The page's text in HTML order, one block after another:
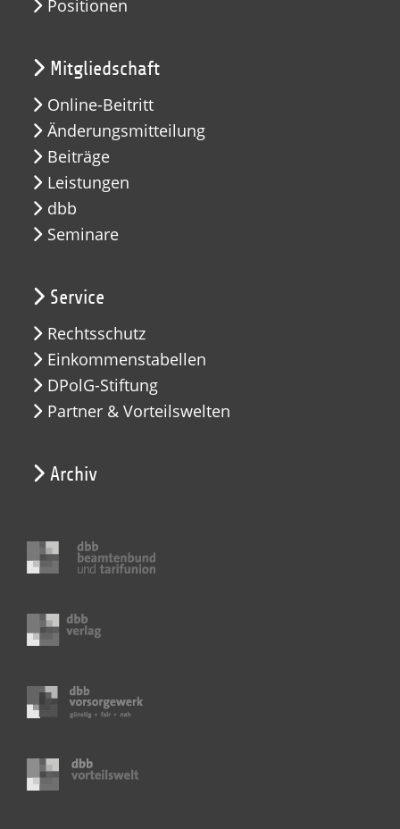
Positionen
Mitgliedschaft
Online-Beitritt
Änderungsmitteilung
Beiträge
Leistungen
dbb
Seminare
Service
Rechtsschutz
Einkommenstabellen
DPolG-Stiftung
Partner & Vorteilswelten
Archiv